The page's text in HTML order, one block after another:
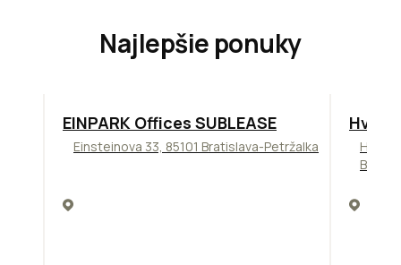
Najlepšie ponuky
TOP ODPORÚČAME
EINPARK Offices SUBLEASE
Einsteinova 33, 85101 Bratislava-Petržalka